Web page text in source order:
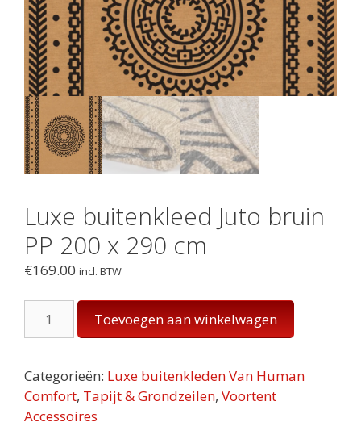
Luxe buitenkleed Juto bruin
PP 200 x 290 cm
€169.00 incl. BTW
buitenkleed
bruin
PP
200
Toevoegen aan winkelwagen
Categorieën: Luxe buitenkleden Van Human
Comfort, Tapijt & Grondzeilen, Voortent
Accessoires